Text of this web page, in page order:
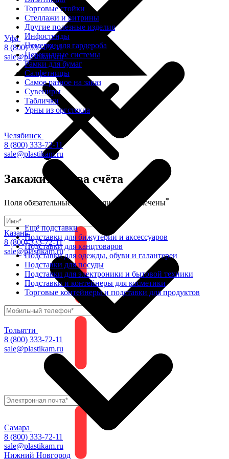
Закажите в два счёта
Поля обязательные для заполнения, отмечены*
Уфа
8 (800) 333-72-11
sale@plastikam.ru
Челябинск
8 (800) 333-72-11
sale@plastikam.ru
Казань
8 (800) 333-72-11
sale@plastikam.ru
Тольятти
8 (800) 333-72-11
sale@plastikam.ru
Самара
8 (800) 333-72-11
sale@plastikam.ru
Нижний Новгород
Торговые стойки
Cтеллажи и витрины
Другие полезные изделия
Инфостенды
Номерки для гардероба
Перекидные системы
Рамки для бумаг
Салфетницы
Самое разное на заказ
Сувениры
Таблички
Урны из оргстекла
Ещё подставки
Подставки для бижутерии и аксессуаров
Подставки для канцтоваров
Подставки для одежды, обуви и галантереи
Подставки для посуды
Подставки для электроники и бытовой техники
Подставки и контейнеры для косметики
Торговые контейнеры и подставки для продуктов